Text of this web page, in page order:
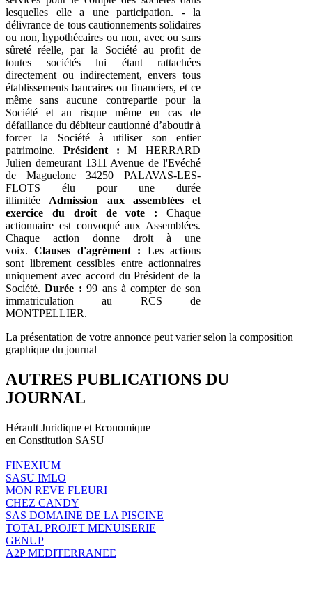
lesquelles elle a une participation. - la
délivrance de tous cautionnements solidaires
ou non, hypothécaires ou non, avec ou sans
sûreté réelle, par la Société au profit de
toutes sociétés lui étant rattachées
directement ou indirectement, envers tous
établissements bancaires ou financiers, et ce
même sans aucune contrepartie pour la
Société et au risque même en cas de
défaillance du débiteur cautionné d’aboutir à
forcer la Société à utiliser son entier
patrimoine. Président : M HERRARD
Julien demeurant 1311 Avenue de l'Evéché
de Maguelone 34250 PALAVAS-LES-
FLOTS élu pour une durée
illimitée Admission aux assemblées et
exercice du droit de vote : Chaque
actionnaire est convoqué aux Assemblées.
Chaque action donne droit à une
voix.Clauses d'agrément : Les actions
sont librement cessibles entre actionnaires
uniquement avec accord du Président de la
Société.Durée : 99 ans à compter de son
immatriculation au RCS de
MONTPELLIER.
La présentation de votre annonce peut varier selon la composition
graphique du journal
AUTRES PUBLICATIONS DU
JOURNAL
Hérault Juridique et Economique
en Constitution SASU
FINEXIUM
SASU IMLO
MON REVE FLEURI
CHEZ CANDY
SAS DOMAINE DE LA PISCINE
TOTAL PROJET MENUISERIE
GENUP
A2P MEDITERRANEE